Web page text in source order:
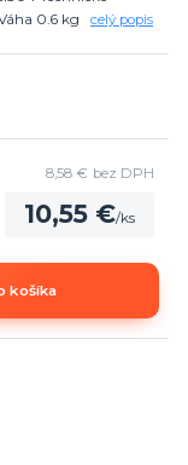
0.6 kg celý popis
10,55 €/ks
8,58 € bez DPH
košíka